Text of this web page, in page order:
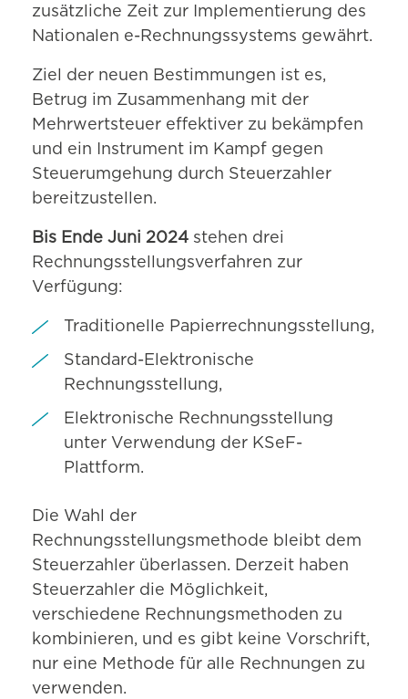
zusätzliche Zeit zur Implementierung des
Nationalen e-Rechnungssystems gewährt.
Ziel der neuen Bestimmungen ist es,
Betrug im Zusammenhang mit der
Mehrwertsteuer effektiver zu bekämpfen
und ein Instrument im Kampf gegen
Steuerumgehung durch Steuerzahler
bereitzustellen.
Bis Ende Juni 2024 stehen drei
Rechnungsstellungsverfahren zur
Verfügung:
Traditionelle Papierrechnungsstellung,
Standard-Elektronische
Rechnungsstellung,
Elektronische Rechnungsstellung
unter Verwendung der KSeF-
Plattform.
Die Wahl der
Rechnungsstellungsmethode bleibt dem
Steuerzahler überlassen. Derzeit haben
Steuerzahler die Möglichkeit,
verschiedene Rechnungsmethoden zu
kombinieren, und es gibt keine Vorschrift,
nur eine Methode für alle Rechnungen zu
verwenden.